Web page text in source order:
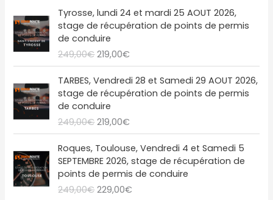
i
n
i
t
i
a
l
é
t
a
i
t
2
a
c
e
l
e
:
2
1
,
Tyrosse, lundi 24 et mardi 25 AOUT 2026,
stage de récupération de points de permis
de conduire
249,00€
L
e
p
r
i
i
n
i
t
i
a
l
é
t
219,00€
L
e
p
a
c
e
l
e
s
t
TARBES, Vendredi 28 et Samedi 29 AOUT 2026,
stage de récupération de points de permis
de conduire
249,00€
e
p
r
i
x
i
n
i
t
219,00€
L
e
p
x
a
c
t
u
Roques, Toulouse, Vendredi 4 et Samedi 5
SEPTEMBRE 2026, stage de récupération de
points de permis de conduire
249,00€
e
p
r
i229,00€
e
p
r